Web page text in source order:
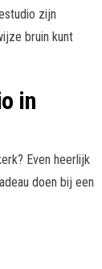
zijn
bruin kunt
in
Even heerlijk
doen bij een